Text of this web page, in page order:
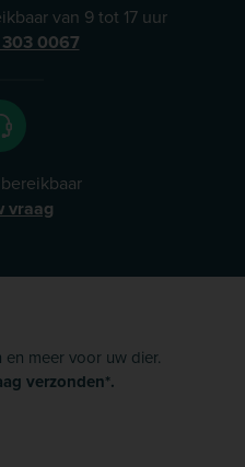
van 9 tot 17 uur
303 0067
vraag
meer voor uw dier.
verzonden*.